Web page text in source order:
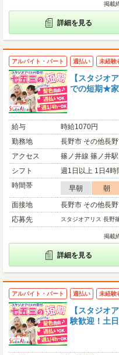
掲載
詳細を見る
アルバイト・パート 週払い 未経験
【スタジオ
での短期★家
給与
時給1070円
勤務地
長野市 その他長
アクセス
篠ノ井線 篠ノ井駅
シフト
週1日以上 1日4時
時間帯
早朝 朝
面接地
長野市 その他長
応募先
スタジオアリス 長野
掲載
詳細を見る
アルバイト・パート 週払い 未経験
【スタジオ
験歓迎！土